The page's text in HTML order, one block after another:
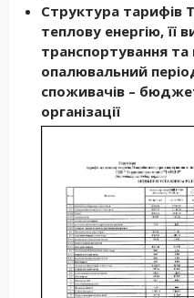
Структура тарифів
теплову енергію, її
транспортування та
опалювальний
споживачів –
організації